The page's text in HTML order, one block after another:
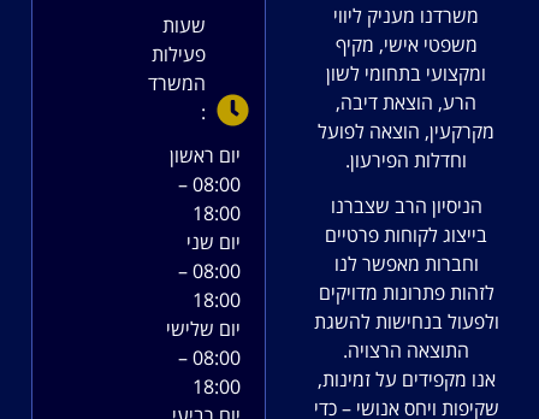
משרדנו מעניק ליווי
משפטי אישי, מקיף
ומקצועי בתחומי לשון
הרע, הוצאת דיבה,
מקרקעין, הוצאה לפועל
וחדלות הפירעון.
הניסיון הרב שצברנו
בייצוג לקוחות פרטיים
וחברות מאפשר לנו
לזהות פתרונות מדויקים
ולפעול בנחישות להשגת
התוצאה הרצויה.
אנו מקפידים על זמינות,
שקיפות ויחס אנושי – כדי
שעות
פעילות
המשרד
:
יום ראשון
08:00 –
18:00
יום שני
08:00 –
18:00
יום שלישי
08:00 –
18:00